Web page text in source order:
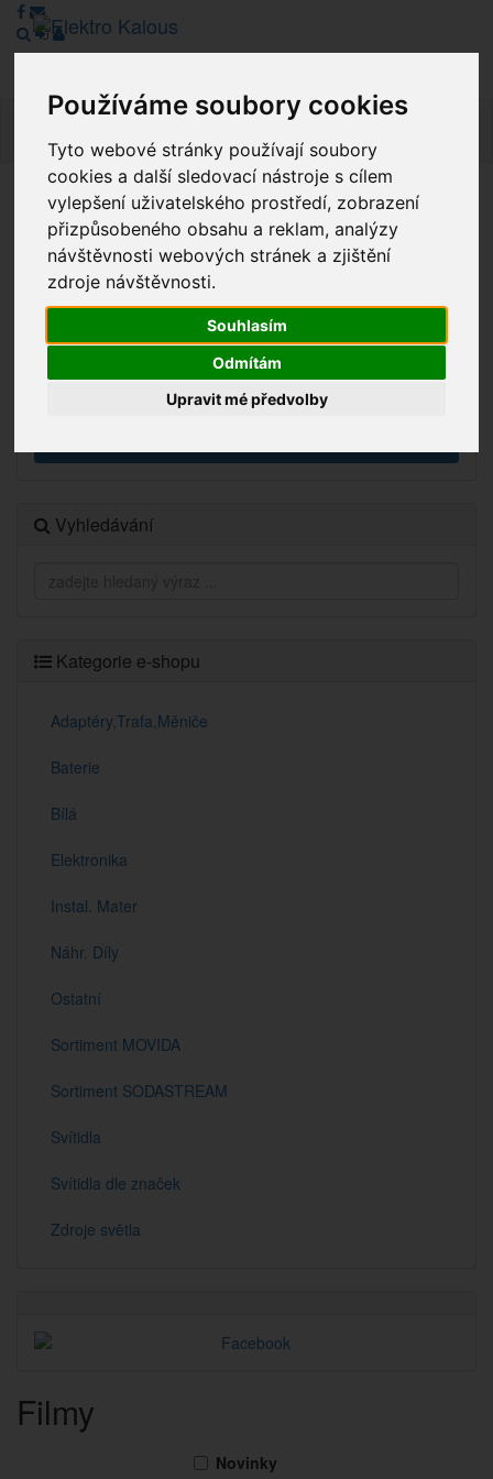
Používáme soubory cookies
Tyto webové stránky používají soubory
cookies a další sledovací nástroje s cílem
vylepšení uživatelského prostředí, zobrazení
přizpůsobeného obsahu a reklam, analýzy
návštěvnosti webových stránek a zjištění
zdroje návštěvnosti.
Souhlasím
Odmítám
Upravit mé předvolby
Vážení zákazníci, v tuto chvíli je Náš internetový obchod v
režimu Katalogu. Objednávky on-line nyní nelze vyřídit.
Děkujeme za pochopení.
Výprodej
Vyhledávání
Kategorie e-shopu
Adaptéry,Trafa,Měniče
Baterie
Bílá
Elektronika
Instal. Mater
Náhr. Díly
Ostatní
Sortiment MOVIDA
Sortiment SODASTREAM
Svítidla
Svítidla dle značek
Zdroje světla
Filmy
Novinky